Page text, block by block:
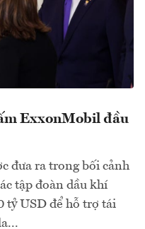
ExxonMobil đầu
đưa ra trong bối cảnh
tập đoàn dầu khí
tỷ USD để hỗ trợ tái